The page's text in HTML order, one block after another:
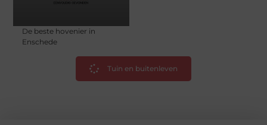
De beste hovenier in
Enschede
Tuin en buitenleven